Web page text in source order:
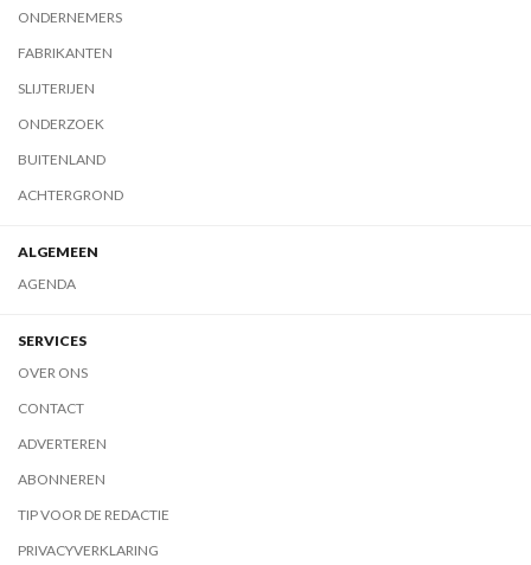
ONDERNEMERS
FABRIKANTEN
SLIJTERIJEN
ONDERZOEK
BUITENLAND
ACHTERGROND
ALGEMEEN
AGENDA
SERVICES
OVER ONS
CONTACT
ADVERTEREN
ABONNEREN
TIP VOOR DE REDACTIE
PRIVACYVERKLARING